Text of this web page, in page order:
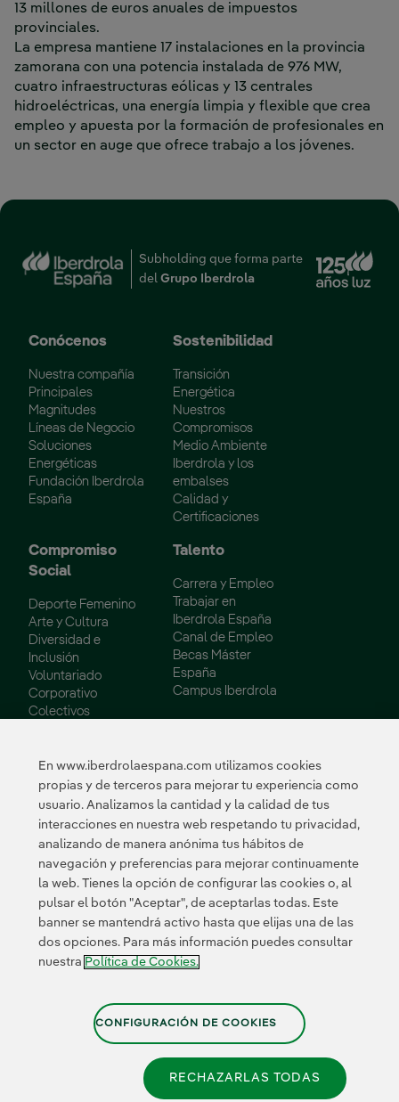
13 millones de euros anuales de impuestos
provinciales.
La empresa mantiene 17 instalaciones en la provincia
zamorana con una potencia instalada de 976 MW,
cuatro infraestructuras eólicas y 13 centrales
hidroeléctricas, una energía limpia y flexible que crea
empleo y apuesta por la formación de profesionales en
un sector en auge que ofrece trabajo a los jóvenes.
Subholding que forma parte
del Grupo Iberdrola
Conócenos
Nuestra compañía
Principales
Magnitudes
Líneas de Negocio
Soluciones
Energéticas
Fundación Iberdrola
España
Sostenibilidad
Transición
Energética
Nuestros
Compromisos
Medio Ambiente
Iberdrola y los
embalses
Calidad y
Certificaciones
Compromiso
Social
Deporte Femenino
Arte y Cultura
Diversidad e
Inclusión
Voluntariado
Corporativo
Colectivos
Talento
Carrera y Empleo
Trabajar en
Iberdrola España
Canal de Empleo
Becas Máster
España
Campus Iberdrola
Innovación
Innovación en
nuestro negocio
Innovación
colaborativa
Next Generation EU
Ciberseguridad en
España
Smart Grids
Innovation Hub
Política de Privacidad|Información legal|Transparencia
En www.iberdrolaespana.com utilizamos cookies
propias y de terceros para mejorar tu experiencia como
usuario. Analizamos la cantidad y la calidad de tus
interacciones en nuestra web respetando tu privacidad,
analizando de manera anónima tus hábitos de
navegación y preferencias para mejorar continuamente
la web. Tienes la opción de configurar las cookies o, al
pulsar el botón "Aceptar", de aceptarlas todas. Este
banner se mantendrá activo hasta que elijas una de las
dos opciones. Para más información puedes consultar
nuestra Política de Cookies.
CONFIGURACIÓN DE COOKIES
RECHAZARLAS TODAS